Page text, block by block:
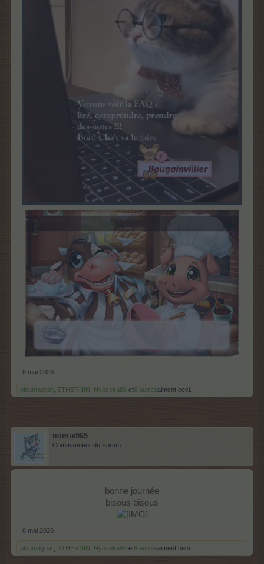
6 mai 2026
ploumagoar STHERNIN Nyoseka86 et6 autresaiment ceci.
mimie965
Commandeur du Forum
bonne journée
bisous bisous
6 mai 2026
ploumagoar STHERNIN Nyoseka86 et6 autresaiment ceci.